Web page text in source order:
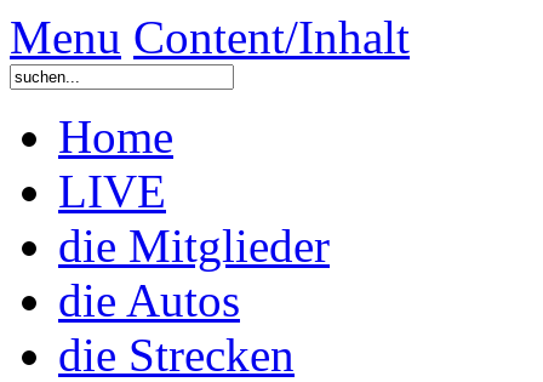
Menu Content/Inhalt
Home
LIVE
die Mitglieder
die Autos
die Strecken